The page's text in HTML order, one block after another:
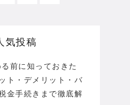
気投稿
前に知っておきた
ト・デメリット・バ
金手続きまで徹底解